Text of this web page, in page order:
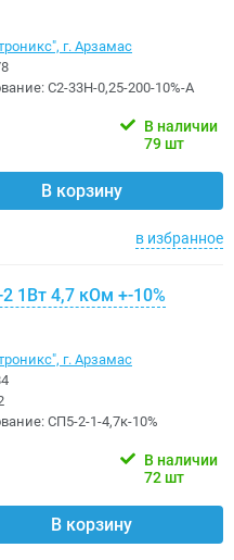
г. Арзамас
С2-33Н-0,25-200-10%-А
В наличии
79 шт
В корзину
в избранное
1Вт 4,7 кОм +-10%
г. Арзамас
СП5-2-1-4,7к-10%
В наличии
72 шт
В корзину